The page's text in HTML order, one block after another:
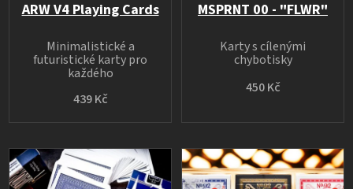
ARW V4 Playing Cards
439 Kč
Minimalistické a
futuristické karty pro
každého
MSPRNT 00 - "FLWR"
450 Kč
Karty s cílenými
chybotisky